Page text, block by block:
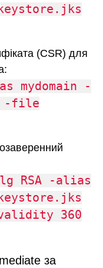
(CSR) для
mydomain -
-file
RSA -alias
360
за